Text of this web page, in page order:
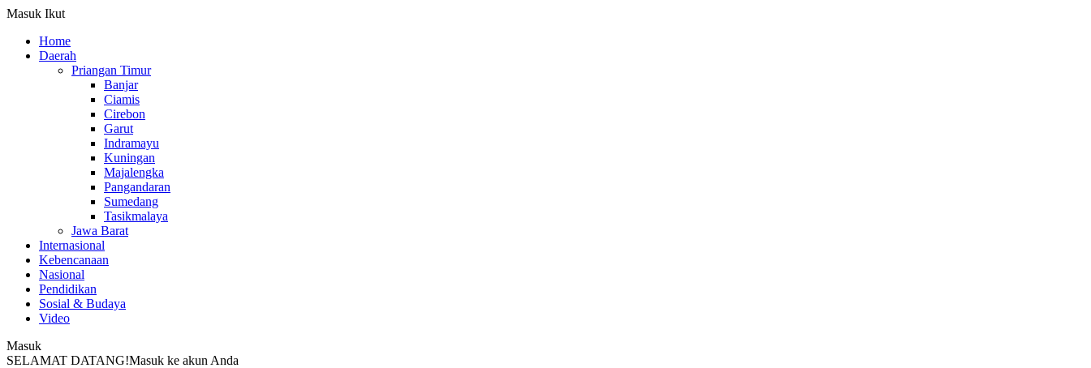
Masuk Ikut
Home
Daerah
Priangan Timur
Banjar
Ciamis
Cirebon
Garut
Indramayu
Kuningan
Majalengka
Pangandaran
Sumedang
Tasikmalaya
Jawa Barat
Internasional
Kebencanaan
Nasional
Pendidikan
Sosial & Budaya
Video
Masuk
SELAMAT DATANG!Masuk ke akun Anda